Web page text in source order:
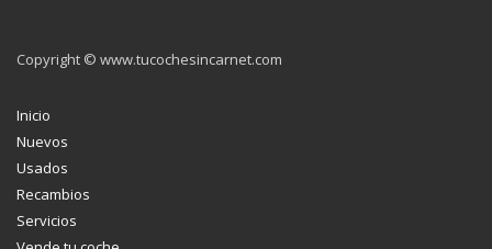
Copyright © www.tucochesincarnet.com
Inicio
Nuevos
Usados
Recambios
Servicios